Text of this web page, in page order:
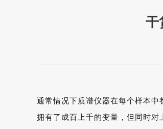
干
通常情况下质谱仪器在每个样本
拥有了成百上千的变量，但同时